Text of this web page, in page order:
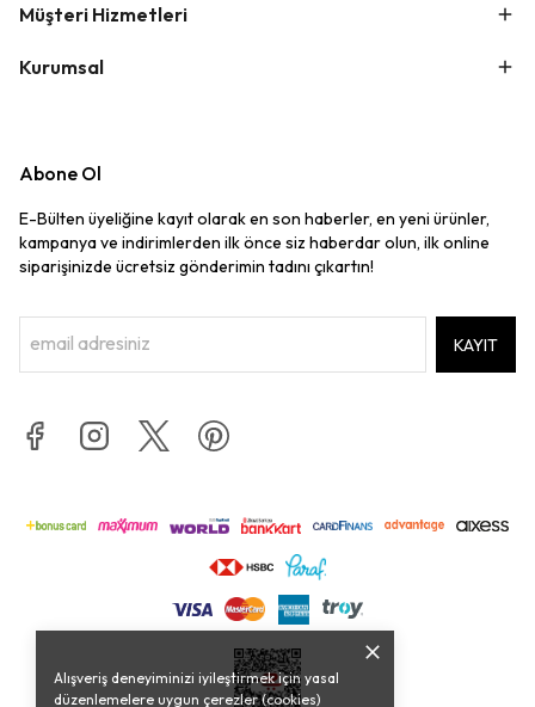
Alışveriş deneyiminizi iyileştirmek için yasal
düzenlemelere uygun çerezler (cookies)
Müşteri Hizmetleri
Kurumsal
Abone Ol
E-Bülten üyeliğine kayıt olarak en son haberler, en yeni ürünler,
kampanya ve indirimlerden ilk önce siz haberdar olun, ilk online
siparişinizde ücretsiz gönderimin tadını çıkartın!
KAYIT